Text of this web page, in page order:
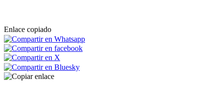
Enlace copiado